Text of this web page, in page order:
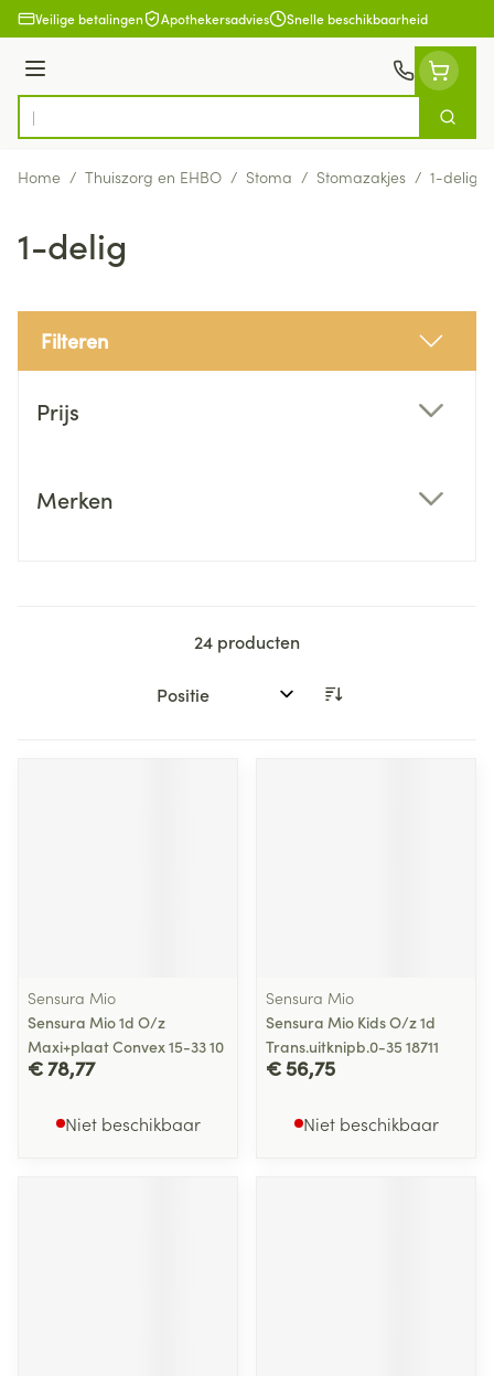
Ga naar de inhoud
Veilige betalingen Apothekersadvies Snelle beschikbaarheid
Menu
Product, merk, categorie...
Zoek
Home / Thuiszorg en EHBO / Stoma / Stomazakjes / 1-delig
1-delig
Filteren
Prijs
Merken
24 producten
Sorteer op:
Sensura Mio
Sensura Mio 1d O/z
Maxi+plaat Convex 15-33 10
€ 78,77
Niet beschikbaar
Sensura Mio
Sensura Mio Kids O/z 1d
Trans.uitknipb.0-35 18711
€ 56,75
Niet beschikbaar